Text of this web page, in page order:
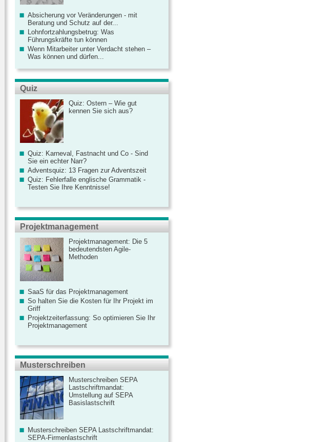
Absicherung vor Veränderungen - mit
Beratung und Schutz auf der...
Lohnfortzahlungsbetrug: Was
Führungskräfte tun können
Wenn Mitarbeiter unter Verdacht stehen –
Was können und dürfen...
Quiz
Quiz: Ostern – Wie gut
kennen Sie sich aus?
Quiz: Karneval, Fastnacht und Co - Sind
Sie ein echter Narr?
Adventsquiz: 13 Fragen zur Adventszeit
Quiz: Fehlerfalle englische Grammatik -
Testen Sie Ihre Kenntnisse!
Projektmanagement
Projektmanagement: Die 5
bedeutendsten Agile-
Methoden
SaaS für das Projektmanagement
So halten Sie die Kosten für Ihr Projekt im
Griff
Projektzeiterfassung: So optimieren Sie Ihr
Projektmanagement
Musterschreiben
Musterschreiben SEPA
Lastschriftmandat:
Umstellung auf SEPA
Basislastschrift
Musterschreiben SEPA Lastschriftmandat:
SEPA-Firmenlastschrift